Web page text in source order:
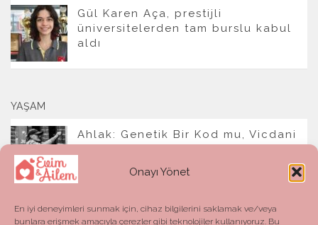
Onayı Yönet
En iyi deneyimleri sunmak için, cihaz bilgilerini saklamak ve/veya
bunlara erişmek amacıyla çerezler gibi teknolojiler kullanıyoruz. Bu
Gül Karen Aça, prestijli
üniversitelerden tam burslu kabul
aldı
YAŞAM
Ahlak: Genetik Bir Kod mu, Vicdani